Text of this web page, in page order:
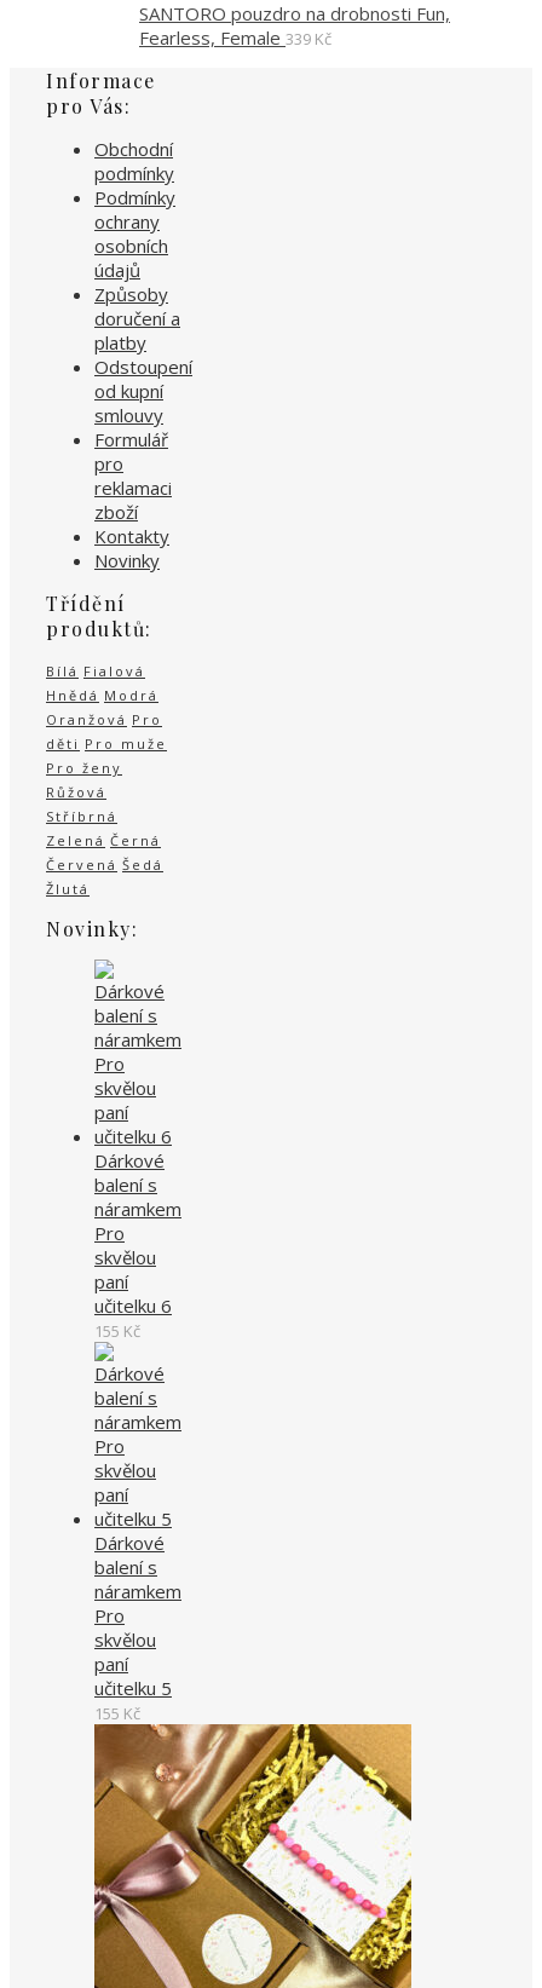
SANTORO pouzdro na drobnosti Fun,
Fearless, Female 339 Kč
Informace
pro Vás:
Obchodní
podmínky
Podmínky
ochrany
osobních
údajů
Způsoby
doručení a
platby
Odstoupení
od kupní
smlouvy
Formulář
pro
reklamaci
zboží
Kontakty
Novinky
Třídění
produktů:
Bílá Fialová
Hnědá Modrá
Oranžová Pro
děti Pro muže
Pro ženy
Růžová
Stříbrná
Zelená Černá
Červená Šedá
Žlutá
Novinky:
Dárkové
balení s
náramkem
Pro
skvělou
paní
učitelku 6
155 Kč
Dárkové
balení s
náramkem
Pro
skvělou
paní
učitelku 5
155 Kč